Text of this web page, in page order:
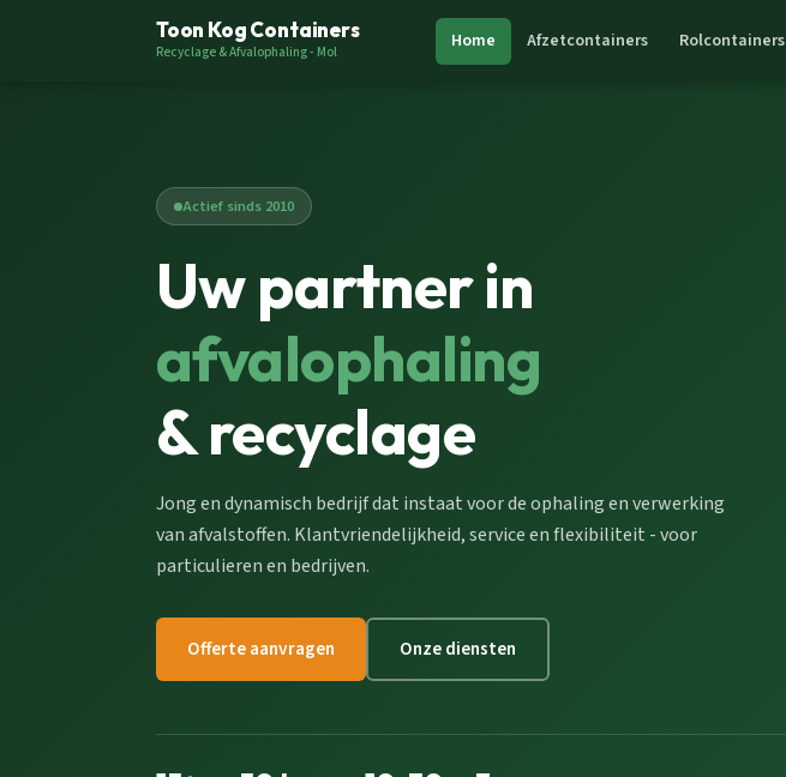
Toon Kog Containers
Recyclage & Afvalophaling - Mol Home Afzetcontainers Rolcontainers
Actief sinds 2010
Uw partner in
afvalophaling
& recyclage
Jong en dynamisch bedrijf dat instaat voor de ophaling en verwerking
van afvalstoffen. Klantvriendelijkheid, service en flexibiliteit - voor
particulieren en bedrijven.
Offerte aanvragen Onze diensten